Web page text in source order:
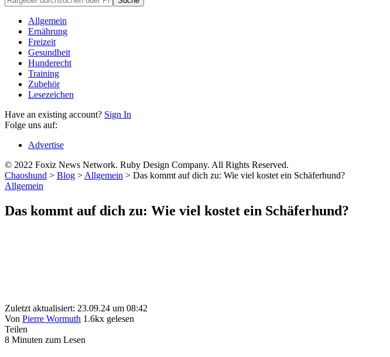
Allgemein
Ernährung
Freizeit
Gesundheit
Hunderecht
Training
Zubehör
Lesezeichen
Have an existing account? Sign In
Folge uns auf:
Advertise
© 2022 Foxiz News Network. Ruby Design Company. All Rights Reserved.
Chaoshund > Blog > Allgemein > Das kommt auf dich zu: Wie viel kostet ein Schäferhund?
Allgemein
Das kommt auf dich zu: Wie viel kostet ein Schäferhund?
Zuletzt aktualisiert: 23.09.24 um 08:42
Von Pierre Wormuth 1.6kx gelesen
Teilen
8 Minuten zum Lesen